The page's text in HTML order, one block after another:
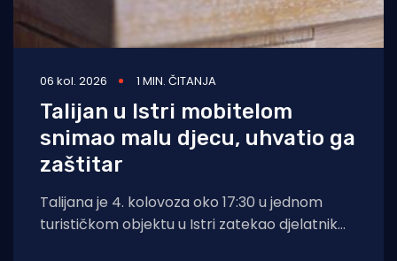
06 kol. 2026 1 MIN. ČITANJA
Talijan u Istri mobitelom
snimao malu djecu, uhvatio ga
zaštitar
Talijana je 4. kolovoza oko 17:30 u jednom
turističkom objektu u Istri zatekao djelatnik